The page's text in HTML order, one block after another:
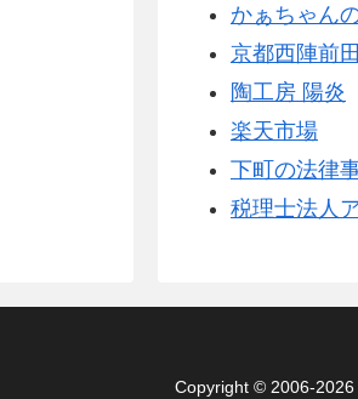
かぁちゃん
京都西陣前田
陶工房 陽炎
楽天市場
下町の法律
税理士法人
Copyright © 2006-2026